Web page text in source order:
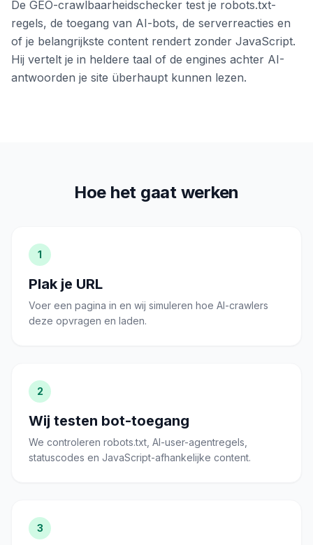
De GEO-crawlbaarheidschecker test je robots.txt-
regels, de toegang van AI-bots, de serverreacties en
of je belangrijkste content rendert zonder JavaScript.
Hij vertelt je in heldere taal of de engines achter AI-
antwoorden je site überhaupt kunnen lezen.
Hoe het gaat werken
1
Plak je URL
Voer een pagina in en wij simuleren hoe AI-crawlers
deze opvragen en laden.
2
Wij testen bot-toegang
We controleren robots.txt, AI-user-agentregels,
statuscodes en JavaScript-afhankelijke content.
3